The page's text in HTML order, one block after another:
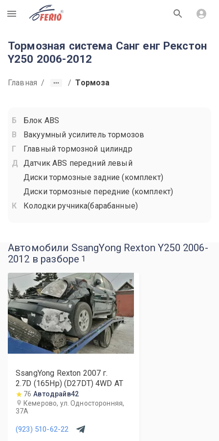
R
Тормозная система Санг енг Рекстон
Y250 2006-2012
Главная / / Тормоза
Блок ABS
Вакуумный усилитель тормозов
Главный тормозной цилиндр
Датчик ABS передний левый
Диски тормозные задние (комплект)
Диски тормозные передние (комплект)
Колодки ручника(барабанные)
Автомобили SsangYong Rexton Y250 2006-
2012 в разборе 1
SsangYong Rexton 2007 г.
2.7D (165Hp) (D27DT) 4WD AT
76 Автодрайв42
Кемерово, ул. Односторонняя,
37А
(923) 510-62-22